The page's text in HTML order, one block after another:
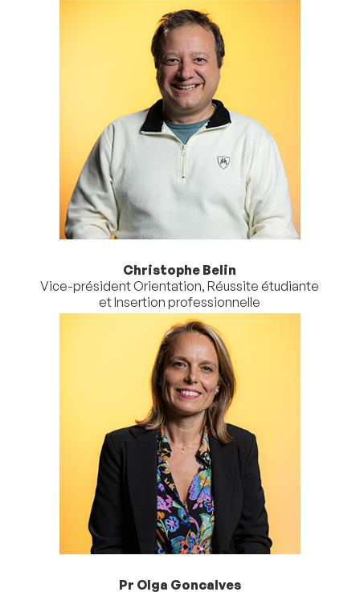
Christophe Belin
Vice-président Orientation, Réussite étudiante
et Insertion professionnelle
Pr Olga Goncalves